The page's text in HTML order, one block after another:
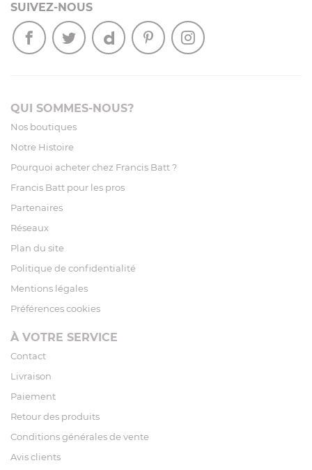
SUIVEZ-NOUS
QUI SOMMES-NOUS?
Nos boutiques
Notre Histoire
Pourquoi acheter chez Francis Batt ?
Francis Batt pour les pros
Partenaires
Réseaux
Plan du site
Politique de confidentialité
Mentions légales
Préférences cookies
À VOTRE SERVICE
Contact
Livraison
Paiement
Retour des produits
Conditions générales de vente
Avis clients